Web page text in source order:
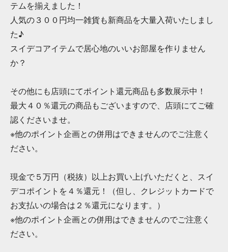
テムを揃えました！
人気の３００円均一雑貨も新商品を大量入荷いたしまし
た♪
スイデコアイテムで居心地のいいお部屋を作りません
か？
その他にも店頭にてポイント還元商品も多数展示中！
最大４０％還元の商品もございますので、店頭にてご確
認くださいませ。
※他のポイント企画との併用はできませんのでご注意く
ださい。
現金で５万円（税抜）以上お買い上げいただくと、スイ
デコポイントを４％還元！（但し、クレジットカードで
お支払いの場合は２％還元になります。）
※他のポイント企画との併用はできませんのでご注意く
ださい。